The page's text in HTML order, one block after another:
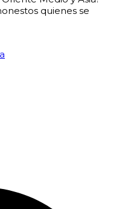
quienes se